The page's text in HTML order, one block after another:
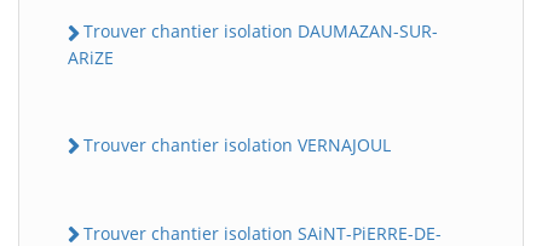
Trouver chantier isolation DAUMAZAN-SUR-
ARiZE
Trouver chantier isolation VERNAJOUL
Trouver chantier isolation SAiNT-PiERRE-DE-